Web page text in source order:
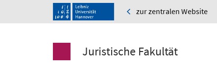
zur zentralen Website
Juristische Fakultät